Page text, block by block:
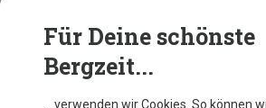
Du sparst 18%
Vaude
Für Deine schönste
Bergzeit...
… verwenden wir Cookies. So können